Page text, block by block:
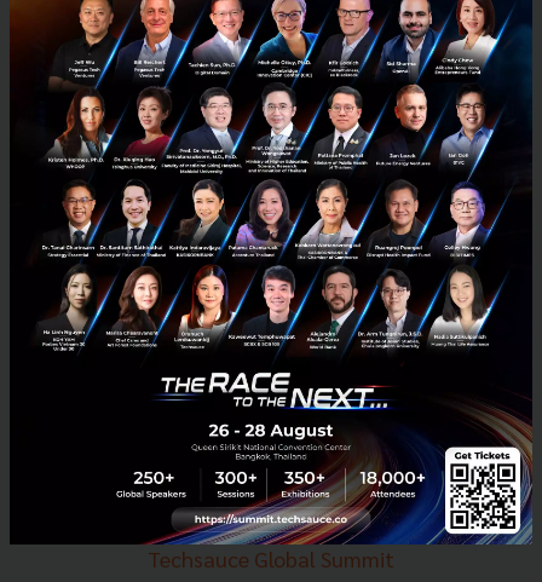
E-mail :contact@techsauce.co
Tel : 02-001-5375
Mobile : 06-4658-9500
Techsauce Media
About Techsauce
Techsauce Services
Privacy Policy
ส่งบทความ
Techsauce Global Summit